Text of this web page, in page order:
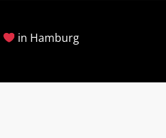
in Hamburg